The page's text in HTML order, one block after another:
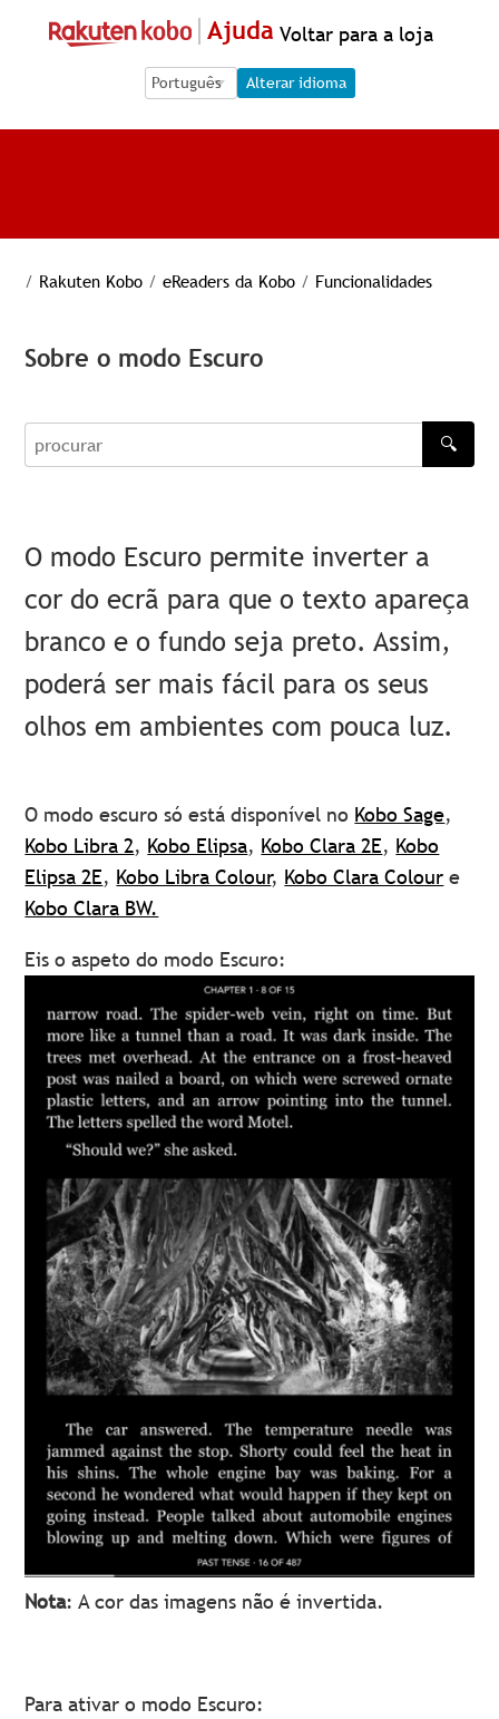
Ajuda Voltar para a loja
Language Selection
Language Selection
Alterar idioma
/ Rakuten Kobo / eReaders da Kobo / Funcionalidades
Sobre o modo Escuro
procurar
🔍
O modo Escuro permite inverter a
cor do ecrã para que o texto apareça
branco e o fundo seja preto. Assim,
poderá ser mais fácil para os seus
olhos em ambientes com pouca luz.
O modo escuro só está disponível no Kobo Sage,
Kobo Libra 2, Kobo Elipsa, Kobo Clara 2E, Kobo
Elipsa 2E, Kobo Libra Colour, Kobo Clara Colour e
Kobo Clara BW.
Eis o aspeto do modo Escuro:
Nota: A cor das imagens não é invertida.
Para ativar o modo Escuro: